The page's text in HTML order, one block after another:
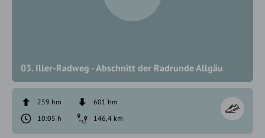
03. Iller-Radweg - Abschnitt der Radrunde Allgäu
259 hm
601 hm
10:05 h
146,4 km